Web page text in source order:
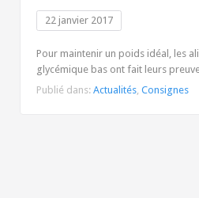
22 janvier 2017
Pour maintenir un poids idéal, les
glycémique bas ont fait leurs
Publié dans: Actualités, Consignes